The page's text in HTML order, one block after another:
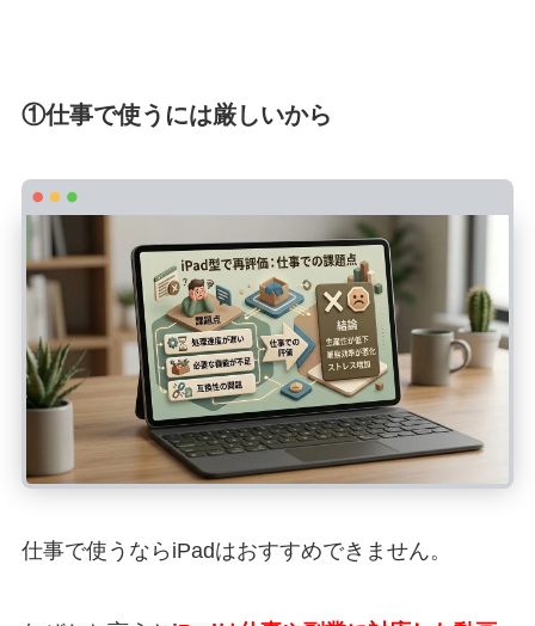
①仕事で使うには厳しいから
仕事で使うならiPadはおすすめできません。